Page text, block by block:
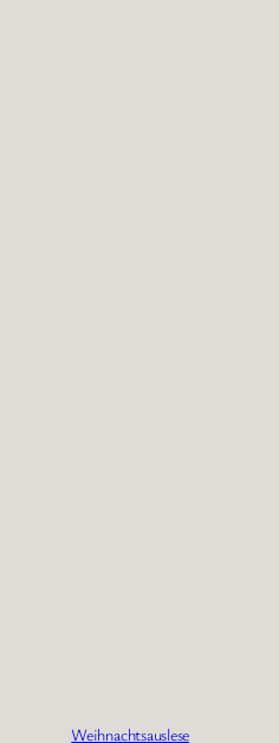
Weihnachtsauslese